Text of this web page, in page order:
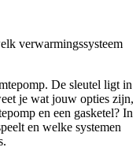
verwarmingssysteem
De sleutel ligt in
je wat jouw opties zijn,
en een gasketel? In
en welke systemen